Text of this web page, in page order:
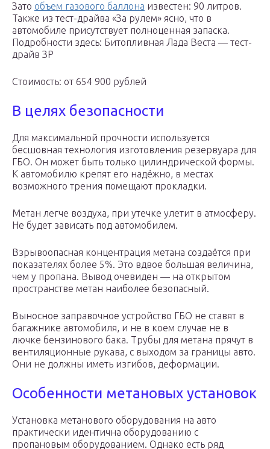
Зато объем газового баллона известен: 90 литров.
Также из тест-драйва «За рулем» ясно, что в
автомобиле присутствует полноценная запаска.
Подробности здесь: Битопливная Лада Веста — тест-
драйв ЗР
Стоимость: от 654 900 рублей
В целях безопасности
Для максимальной прочности используется
бесшовная технология изготовления резервуара для
ГБО. Он может быть только цилиндрической формы.
К автомобилю крепят его надёжно, в местах
возможного трения помещают прокладки.
Метан легче воздуха, при утечке улетит в атмосферу.
Не будет зависать под автомобилем.
Взрывоопасная концентрация метана создаётся при
показателях более 5%. Это вдвое большая величина,
чем у пропана. Вывод очевиден — на открытом
пространстве метан наиболее безопасный.
Выносное заправочное устройство ГБО не ставят в
багажнике автомобиля, и не в коем случае не в
лючке бензинового бака. Трубы для метана прячут в
вентиляционные рукава, с выходом за границы авто.
Они не должны иметь изгибов, деформации.
Особенности метановых установок
Установка метанового оборудования на авто
практически идентична оборудованию с
пропановым оборудованием. Однако есть ряд